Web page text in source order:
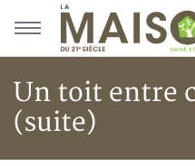
Aller au menu principal
Aller au contenu principal
Un toit entre
(suite)